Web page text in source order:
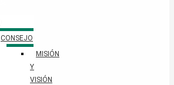
CONSEJO
MISIÓN
Y
VISIÓN